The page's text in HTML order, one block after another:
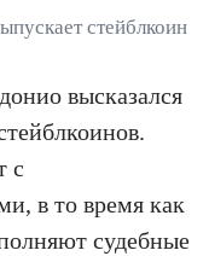
стейблкоин
высказался
с
в то время как
судебные